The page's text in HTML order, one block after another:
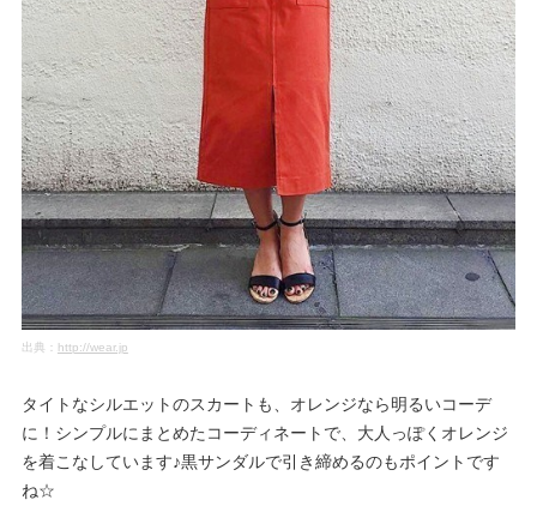
出典： http://wear.jp
タイトなシルエットのスカートも、オレンジなら明るいコーデ
に！シンプルにまとめたコーディネートで、大人っぽくオレンジ
を着こなしています♪黒サンダルで引き締めるのもポイントです
ね☆